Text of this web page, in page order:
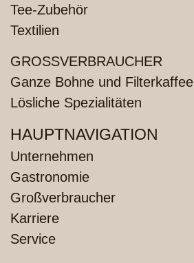
Tee-Zubehör
Textilien
GROSSVERBRAUCHER
Ganze Bohne und Filterkaffee
Lösliche Spezialitäten
HAUPTNAVIGATION
Unternehmen
Gastronomie
Großverbraucher
Karriere
Service